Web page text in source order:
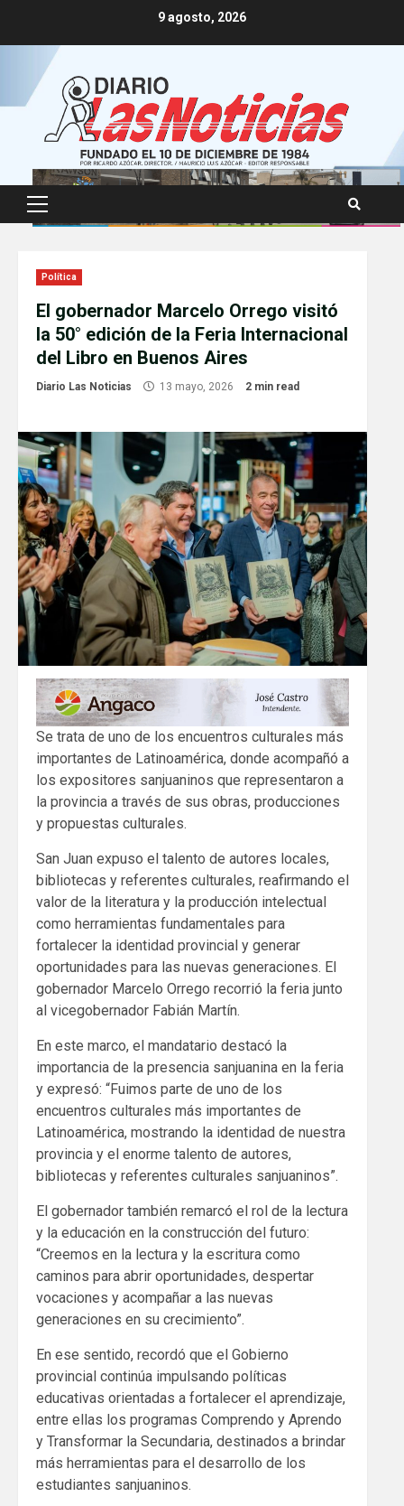
9 agosto, 2026
Primary
Menu
Política
El gobernador Marcelo Orrego visitó
la 50° edición de la Feria Internacional
del Libro en Buenos Aires
Diario Las Noticias 13 mayo, 2026 2 min read
Se trata de uno de los encuentros culturales más
importantes de Latinoamérica, donde acompañó a
los expositores sanjuaninos que representaron a
la provincia a través de sus obras, producciones
y propuestas culturales.
San Juan expuso el talento de autores locales,
bibliotecas y referentes culturales, reafirmando el
valor de la literatura y la producción intelectual
como herramientas fundamentales para
fortalecer la identidad provincial y generar
oportunidades para las nuevas generaciones. El
gobernador Marcelo Orrego recorrió la feria junto
al vicegobernador Fabián Martín.
En este marco, el mandatario destacó la
importancia de la presencia sanjuanina en la feria
y expresó: “Fuimos parte de uno de los
encuentros culturales más importantes de
Latinoamérica, mostrando la identidad de nuestra
provincia y el enorme talento de autores,
bibliotecas y referentes culturales sanjuaninos”.
El gobernador también remarcó el rol de la lectura
y la educación en la construcción del futuro:
“Creemos en la lectura y la escritura como
caminos para abrir oportunidades, despertar
vocaciones y acompañar a las nuevas
generaciones en su crecimiento”.
En ese sentido, recordó que el Gobierno
provincial continúa impulsando políticas
educativas orientadas a fortalecer el aprendizaje,
entre ellas los programas Comprendo y Aprendo
y Transformar la Secundaria, destinados a brindar
más herramientas para el desarrollo de los
estudiantes sanjuaninos.